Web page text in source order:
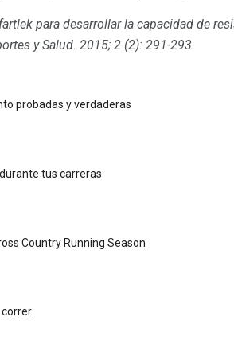
para desarrollar la capacidad de
y Salud. 2015; 2 (2): 291-293.
probadas y verdaderas
tus carreras
Country Running Season